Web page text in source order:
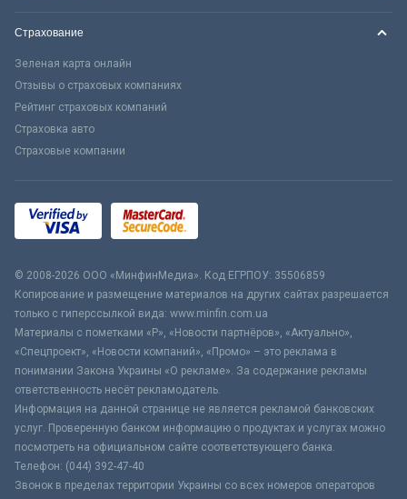
Страхование
Зеленая карта онлайн
Отзывы о страховых компаниях
Рейтинг страховых компаний
Страховка авто
Страховые компании
© 2008-2026 ООО «МинфинМедиа». Код ЕГРПОУ: 35506859
Копирование и размещение материалов на других сайтах разрешается
только с гиперссылкой вида: www.minfin.com.ua
Материалы с пометками «Р», «Новости партнёров», «Актуально»,
«Спецпроект», «Новости компаний», «Промо» – это реклама в
понимании Закона Украины «О рекламе». За содержание рекламы
ответственность несёт рекламодатель.
Информация на данной странице не является рекламой банковских
услуг. Проверенную банком информацию о продуктах и услугах можно
посмотреть на официальном сайте соответствующего банка.
Телефон: (044) 392-47-40
Звонок в пределах территории Украины со всех номеров операторов